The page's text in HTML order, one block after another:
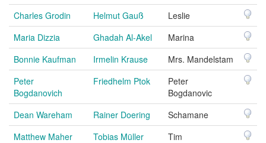
Charles Grodin
Helmut Gauß
Leslie
Maria Dizzia
Ghadah Al-Akel
Marina
Bonnie Kaufman
Irmelin Krause
Mrs. Mandelstam
Peter
Bogdanovich
Friedhelm Ptok
Peter
Bogdanovic
Dean Wareham
Rainer Doering
Schamane
Matthew Maher
Tobias Müller
Tim